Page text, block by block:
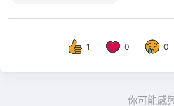
1 0 0
你可能感